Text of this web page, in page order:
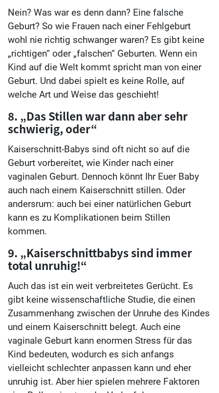
Nein? Was war es denn dann? Eine falsche
Geburt? So wie Frauen nach einer Fehlgeburt
wohl nie richtig schwanger waren? Es gibt keine
„richtigen“ oder „falschen“ Geburten. Wenn ein
Kind auf die Welt kommt spricht man von einer
Geburt. Und dabei spielt es keine Rolle, auf
welche Art und Weise das geschieht!
8. „Das Stillen war dann aber sehr
schwierig, oder“
Kaiserschnitt-Babys sind oft nicht so auf die
Geburt vorbereitet, wie Kinder nach einer
vaginalen Geburt. Dennoch könnt Ihr Euer Baby
auch nach einem Kaiserschnitt stillen. Oder
andersrum: auch bei einer natürlichen Geburt
kann es zu Komplikationen beim Stillen
kommen.
9. „Kaiserschnittbabys sind immer
total unruhig!“
Auch das ist ein weit verbreitetes Gerücht. Es
gibt keine wissenschaftliche Studie, die einen
Zusammenhang zwischen der Unruhe des Kindes
und einem Kaiserschnitt belegt. Auch eine
vaginale Geburt kann enormen Stress für das
Kind bedeuten, wodurch es sich anfangs
vielleicht schlechter anpassen kann und eher
unruhig ist. Aber hier spielen mehrere Faktoren